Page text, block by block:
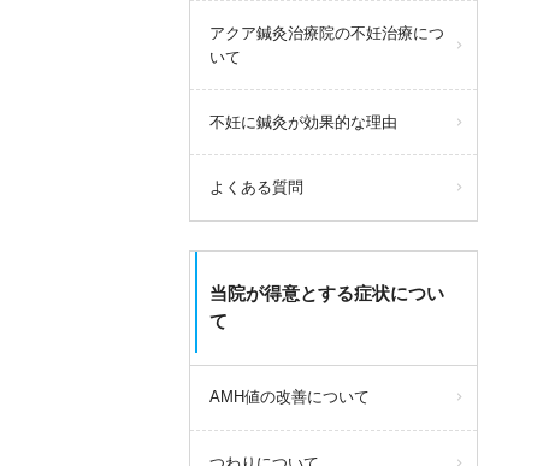
アクア鍼灸治療院の不妊治療につ
いて
不妊に鍼灸が効果的な理由
よくある質問
当院が得意とする症状につい
て
AMH値の改善について